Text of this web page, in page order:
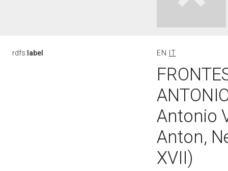
rdfs: label EN IT
Antonio
Anton,
XVII)